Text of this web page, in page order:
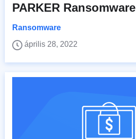
PARKER Ransomware
Ransomware
április 28, 2022